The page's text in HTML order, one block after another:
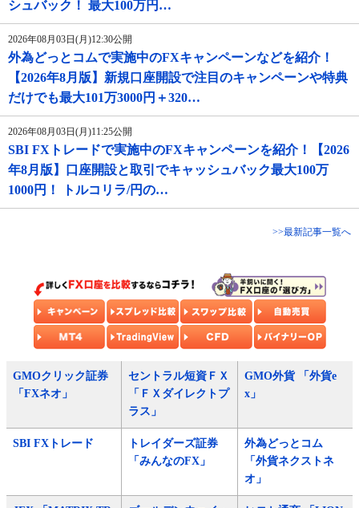
シュバック！ 最大100万円…
2026年08月03日(月)12:30公開
外為どっとコムで実施中のFXキャンペーンなどを紹介！
【2026年8月版】新規口座開設で注目のキャンペーンや特典
だけでも最大101万3000円＋320…
2026年08月03日(月)11:25公開
SBI FXトレードで実施中のFXキャンペーンを紹介！【2026
年8月版】口座開設と取引でキャッシュバック最大100万
1000円！ トルコリラ/円の…
>>最新記事一覧へ
GMOクリック証券
「FXネオ」
セントラル短資ＦＸ
「ＦＸダイレクトプ
ラス」
GMO外貨 「外貨e
x」
SBI FXトレード
トレイダーズ証券
「みんなのFX」
外為どっとコム
「外貨ネクストネ
オ」